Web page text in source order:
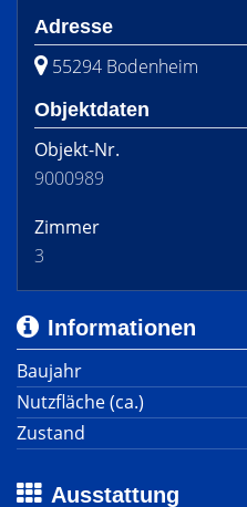
Adresse
55294 Bodenheim
Objektdaten
Objekt-Nr.
9000989
Zimmer
3
Informationen
Baujahr
Nutzfläche (ca.)
Zustand
Ausstattung